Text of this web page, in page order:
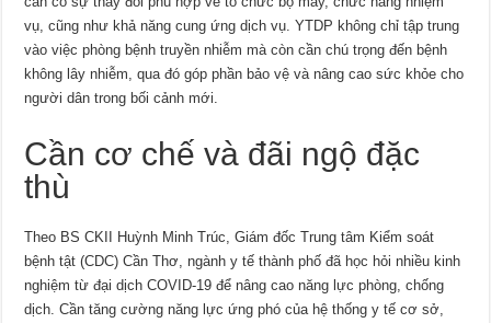
vụ, cũng như khả năng cung ứng dịch vụ. YTDP không chỉ tập trung
vào việc phòng bệnh truyền nhiễm mà còn cần chú trọng đến bệnh
không lây nhiễm, qua đó góp phần bảo vệ và nâng cao sức khỏe cho
người dân trong bối cảnh mới.
Cần cơ chế và đãi ngộ đặc
thù
Theo BS CKII Huỳnh Minh Trúc, Giám đốc Trung tâm Kiểm soát
bệnh tật (CDC) Cần Thơ, ngành y tế thành phố đã học hỏi nhiều kinh
nghiệm từ đại dịch COVID-19 để nâng cao năng lực phòng, chống
dịch. Cần tăng cường năng lực ứng phó của hệ thống y tế cơ sở,